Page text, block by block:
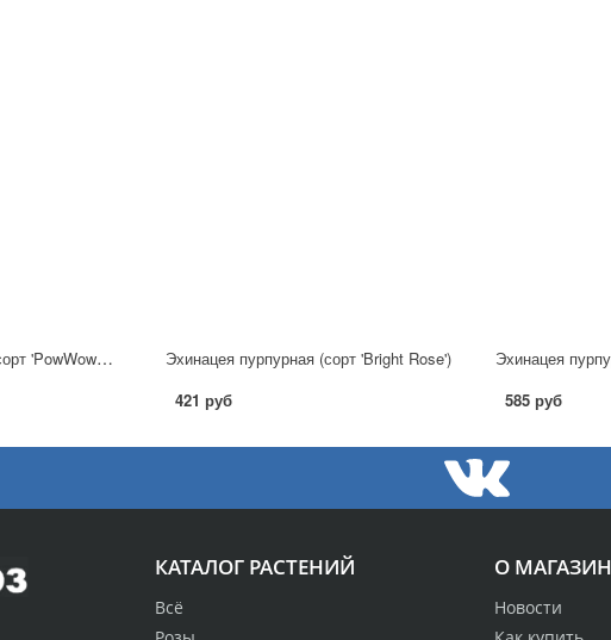
Эхинацея пурпурная (сорт 'PowWow™ Wild Berry')
Эхинацея пурпурная (сорт 'Bright Rose')
421 руб
585 руб
О
Новости
КАТАЛОГ РАСТЕНИЙ
Всё